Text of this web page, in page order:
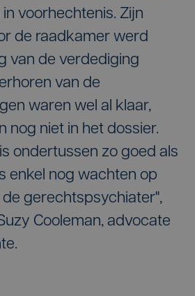
voorhechtenis. Zijn
de raadkamer werd
van de verdediging
van de
waren wel al klaar,
nog niet in het dossier.
ondertussen zo goed als
enkel nog wachten op
gerechtspsychiater",
Cooleman, advocate